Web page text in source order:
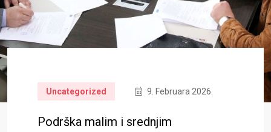
Uncategorized 9. Februara 2026.
Podrška malim i srednjim